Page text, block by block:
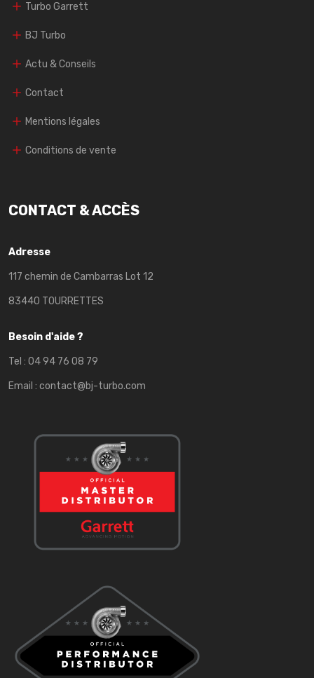
Turbo Garrett
BJ Turbo
Actu & Conseils
Contact
Mentions légales
Conditions de vente
CONTACT & ACCÈS
Adresse
117 chemin de Cambarras Lot 12
83440 TOURRETTES
Besoin d'aide ?
Tel : 04 94 76 08 79
Email : contact@bj-turbo.com